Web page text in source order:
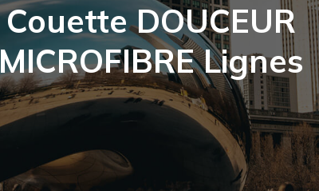
Couette DOUCEUR
MICROFIBRE Lignes